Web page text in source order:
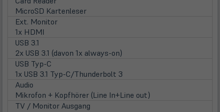
MicroSD Kartenleser
Ext. Monitor
1x HDMI
USB 3.1
2x USB 3.1 (davon 1x always-on)
USB Typ-C
1x USB 3.1 Typ-C/Thunderbolt 3
Audio
Mikrofon + Kopfhörer (Line In+Line out)
TV / Monitor Ausgang